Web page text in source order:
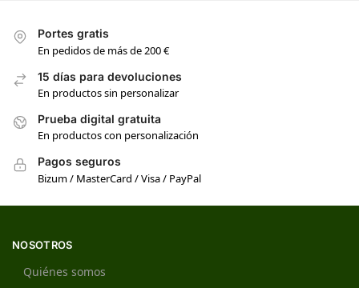
Portes gratis
En pedidos de más de 200 €
15 días para devoluciones
En productos sin personalizar
Prueba digital gratuita
En productos con personalización
Pagos seguros
Bizum / MasterCard / Visa / PayPal
NOSOTROS
Quiénes somos